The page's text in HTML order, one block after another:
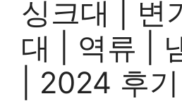
싱크대 | 변
대 | 역류 |
| 2024 후기